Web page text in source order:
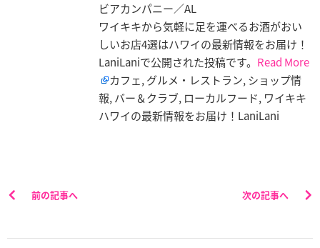
ビアカンパニー／AL
ワイキキから気軽に足を運べるお酒がおい
しいお店4選はハワイの最新情報をお届け！
LaniLaniで公開された投稿です。 Read More
カフェ, グルメ・レストラン, ショップ情
報, バー＆クラブ, ローカルフード, ワイキキ
ハワイの最新情報をお届け！LaniLani
前の記事へ 次の記事へ